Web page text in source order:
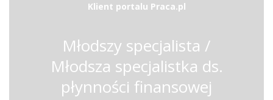
Klient portalu Praca.pl
Młodszy specjalista /
Młodsza specjalistka ds.
płynności finansowej